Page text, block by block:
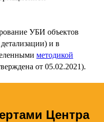
УБИ объектов
и в
методикой
от 05.02.2021).
Центра